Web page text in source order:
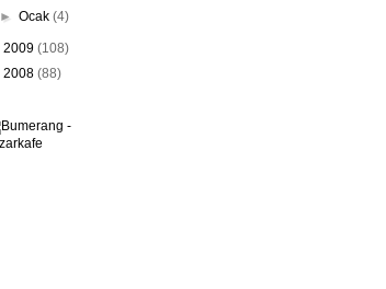
►Ocak(4)
2009 (108)
2008 (88)